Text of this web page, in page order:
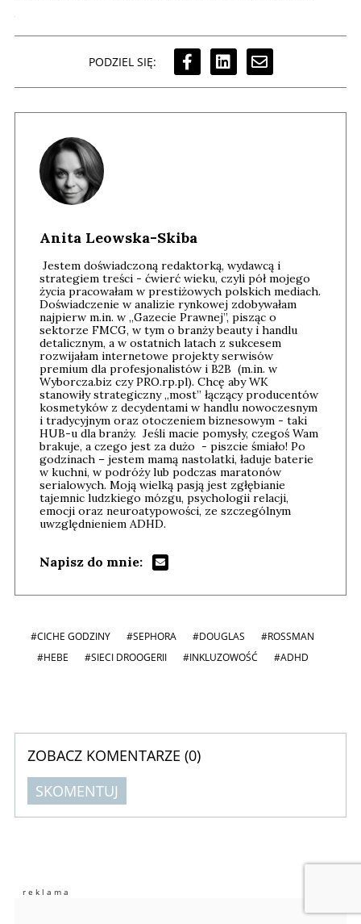
PODZIEL SIĘ:
Anita Leowska-Skiba
Jestem doświadczoną redaktorką, wydawcą i
strategiem treści - ćwierć wieku, czyli pół mojego
życia pracowałam w prestiżowych polskich mediach.
Doświadczenie w analizie rynkowej zdobywałam
najpierw m.in. w „Gazecie Prawnej”, pisząc o
sektorze FMCG, w tym o branży beauty i handlu
detalicznym, a w ostatnich latach z sukcesem
rozwijałam internetowe projekty serwisów
premium dla profesjonalistów i B2B (m.in. w
Wyborcza.biz czy PRO.rp.pl). Chcę aby WK
stanowiły strategiczny „most” łączący producentów
kosmetyków z decydentami w handlu nowoczesnym
i tradycyjnym oraz otoczeniem biznesowym - taki
HUB-u dla branży. Jeśli macie pomysły, czegoś Wam
brakuje, a czego jest za dużo - piszcie śmiało! Po
godzinach – jestem mamą nastolatki, ładuje baterie
w kuchni, w podróży lub podczas maratonów
serialowych. Moją wielką pasją jest zgłębianie
tajemnic ludzkiego mózgu, psychologii relacji,
emocji oraz neuroatypowości, ze szczególnym
uwzględnieniem ADHD.
Napisz do mnie:
#CICHE GODZINY #SEPHORA #DOUGLAS
#ROSSMAN
#HEBE
#SIECI DROOGERII #INKLUZOWOŚĆ #ADHD
ZOBACZ KOMENTARZE (0)
SKOMENTUJ
Imię (Wymagane)